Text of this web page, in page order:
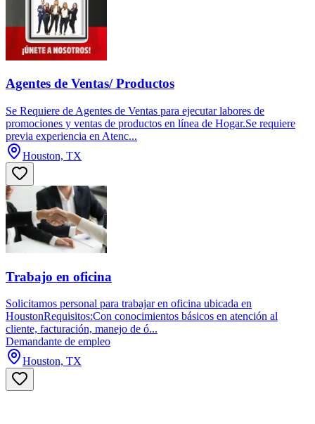
Agentes de Ventas/ Productos
Se Requiere de Agentes de Ventas para ejecutar labores de
promociones y ventas de productos en línea de Hogar.Se requiere
previa experiencia en Atenc...
Houston, TX
Trabajo en oficina
Solicitamos personal para trabajar en oficina ubicada en
HoustonRequisitos:Con conocimientos básicos en atención al
cliente, facturación, manejo de ó...
Demandante de empleo
Houston, TX